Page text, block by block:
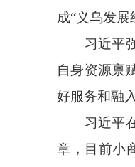
成“义乌发
习近平强
自身资源禀
好服务和融
习近平在
章，目前小